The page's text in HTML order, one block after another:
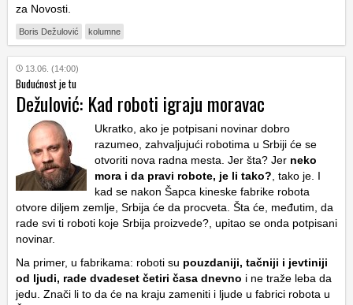
za Novosti.
Boris Dežulović kolumne
13.06. (14:00)
Budućnost je tu
Dežulović: Kad roboti igraju moravac
Ukratko, ako je potpisani novinar dobro
razumeo, zahvaljujući robotima u Srbiji će se
otvoriti nova radna mesta. Jer šta? Jer neko
mora i da pravi robote, je li tako? , tako je. I
kad se nakon Šapca kineske fabrike robota
otvore diljem zemlje, Srbija će da procveta. Šta će, međutim, da
rade svi ti roboti koje Srbija proizvede?, upitao se onda potpisani
novinar.
Na primer, u fabrikama: roboti su pouzdaniji, tačniji i jevtiniji
od ljudi, rade dvadeset četiri časa dnevno i ne traže leba da
jedu. Znači li to da će na kraju zameniti i ljude u fabrici robota u